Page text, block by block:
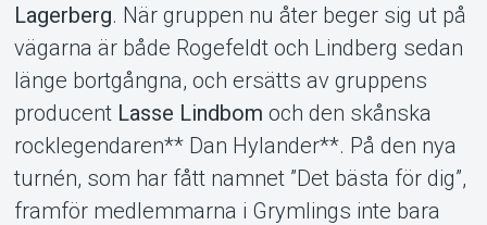
Lagerberg. När gruppen nu åter beger sig ut på
vägarna är både Rogefeldt och Lindberg sedan
länge bortgångna, och ersätts av gruppens
producent Lasse Lindbom och den skånska
rocklegendaren** Dan Hylander**. På den nya
turnén, som har fått namnet ”Det bästa för dig”,
framför medlemmarna i Grymlings inte bara